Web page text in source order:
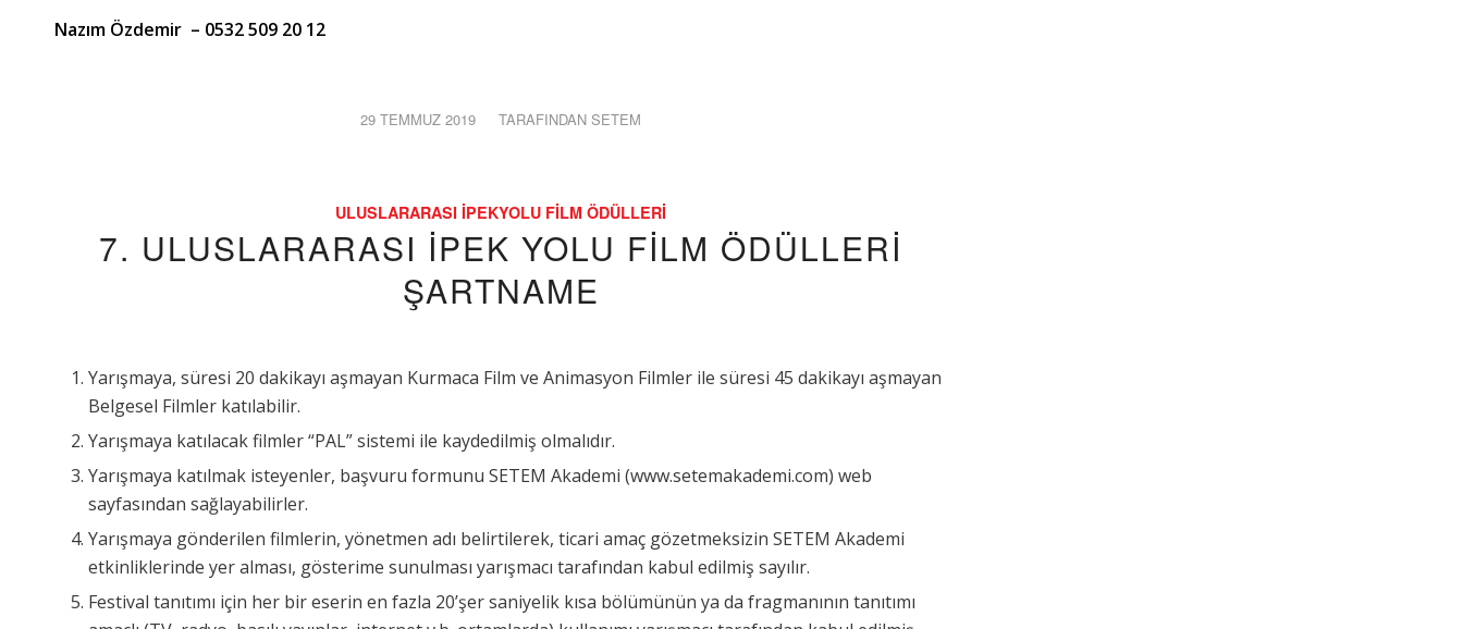
Nazım Özdemir – 0532 509 20 12
29 TEMMUZ 2019
/ TARAFINDANSETEM
ULUSLARARASI İPEKYOLU FILM ÖDÜLLERI
7. ULUSLARARASI İPEK YOLU FİLM ÖDÜLLERİ
ŞARTNAME
Yarışmaya, süresi 20 dakikayı aşmayan Kurmaca Film ve Animasyon Filmler ile süresi 45 dakikayı aşmayan
Belgesel Filmler katılabilir.
Yarışmaya katılacak filmler “PAL” sistemi ile kaydedilmiş olmalıdır.
Yarışmaya katılmak isteyenler, başvuru formunu SETEM Akademi (www.setemakademi.com) web
sayfasından sağlayabilirler.
Yarışmaya gönderilen filmlerin, yönetmen adı belirtilerek, ticari amaç gözetmeksizin SETEM Akademi
etkinliklerinde yer alması, gösterime sunulması yarışmacı tarafından kabul edilmiş sayılır.
Festival tanıtımı için her bir eserin en fazla 20’şer saniyelik kısa bölümünün ya da fragmanının tanıtımı